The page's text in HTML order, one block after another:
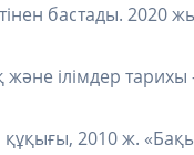
бастады. 2020
ілімдер
2010 ж.